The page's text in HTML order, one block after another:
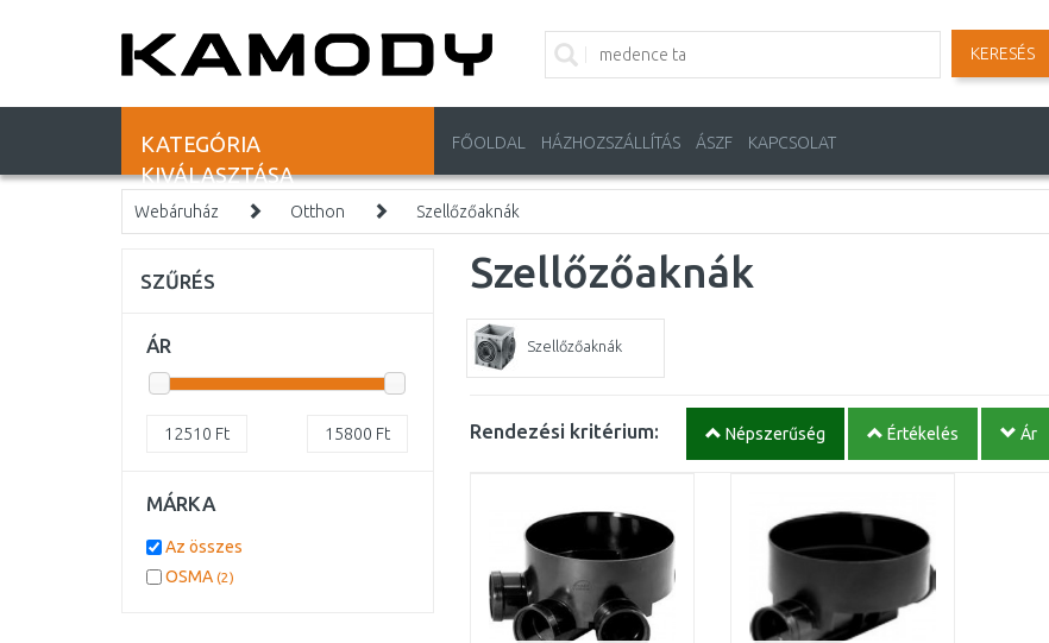
KERESÉS
KATEGÓRIA
KIVÁLASZTÁSA
FŐOLDAL HÁZHOZSZÁLLÍTÁS ÁSZF KAPCSOLAT
Webáruház Otthon Szellőzőaknák
Szellőzőaknák
Szellőzőaknák
Rendezési kritérium: Népszerűség Értékelés Ár
SZŰRÉS
ÁR
12510 Ft 15800 Ft
MÁRKA
Az összes
OSMA (2)